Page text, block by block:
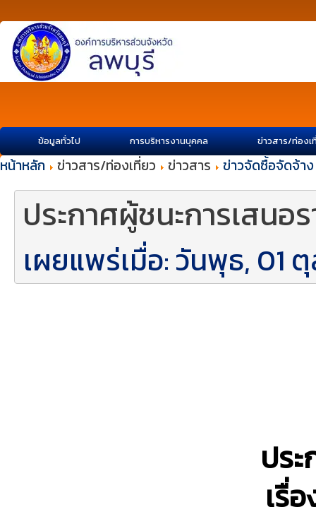
ข้อมูลทั่วไป การบริหารงานบุคคล ข่าวสาร/ท่องเ
หน้าหลัก ข่าวสาร/ท่องเที่ยว ข่าวสาร ข่าวจัดซื้อจัดจ้าง
ประกาศผู้ชนะการเสนอ
เผยแพร่เมื่อ: วันพุธ, 01
ปร
เรื่